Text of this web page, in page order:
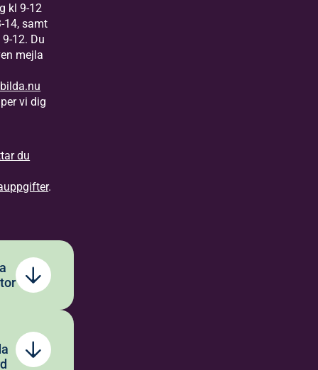
kl 9-12
14, samt
12. Du
mejla
vi dig
du
.
Bilda